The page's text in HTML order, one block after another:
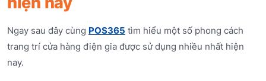
Ngay sau đây cùng POS365 tìm hiểu một số phong cách
trang trí cửa hàng điện gia được sử dụng nhiều nhất hiện
nay.